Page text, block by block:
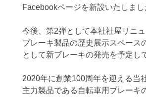
Facebookページを新設いたしまし
今後、第2弾として本社社屋リニ
ブレーキ製品の歴史展示スペース
として新ブレーキの発売を予定し
2020年に創業100周年を迎える当
主力製品である自転車用ブレーキ